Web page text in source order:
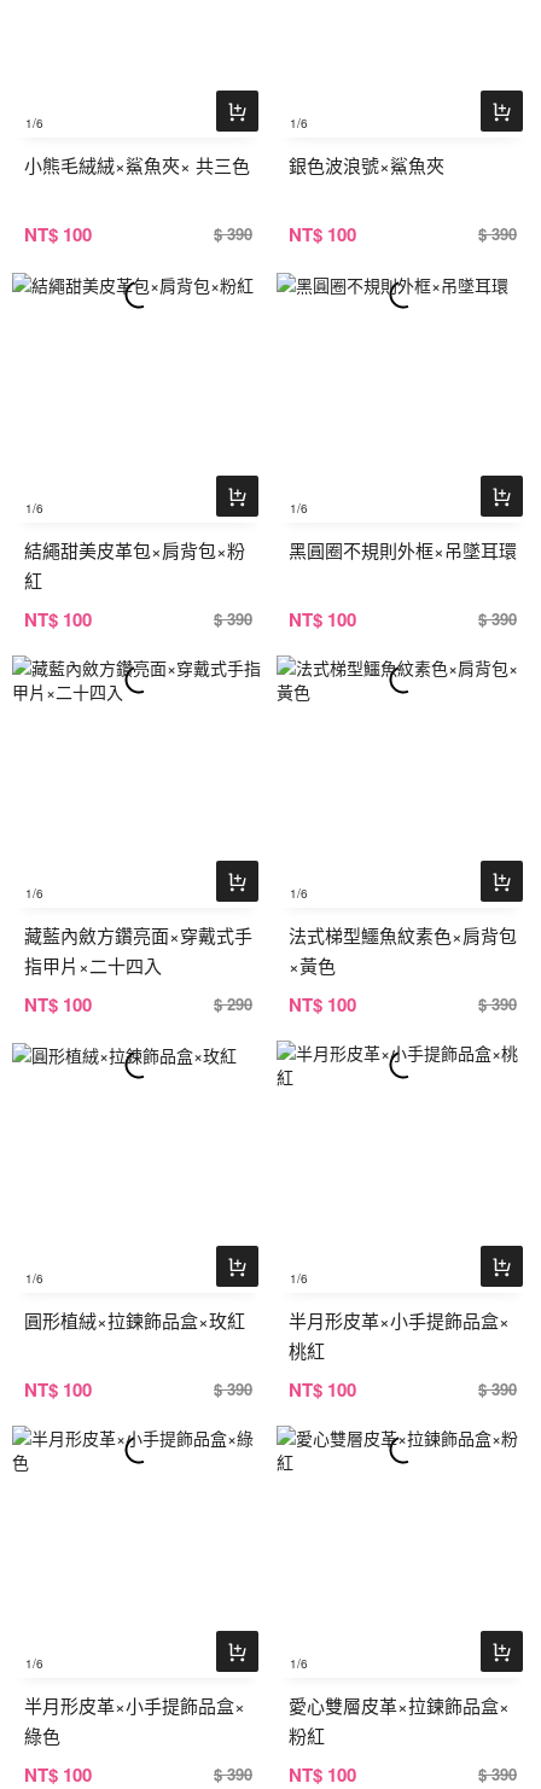
1/6
小熊毛絨絨×鯊魚夾× 共三色
NT$ 100 $ 390
1/6
銀色波浪號×鯊魚夾
NT$ 100 $ 390
1/6
結繩甜美皮革包×肩背包×粉
紅
NT$ 100 $ 390
1/6
黑圓圈不規則外框×吊墜耳環
NT$ 100 $ 390
1/6
藏藍內斂方鑽亮面×穿戴式手
指甲片×二十四入
NT$ 100 $ 290
1/6
法式梯型鱷魚紋素色×肩背包
×黃色
NT$ 100 $ 390
1/6
圓形植絨×拉鍊飾品盒×玫紅
NT$ 100 $ 390
1/6
半月形皮革×小手提飾品盒×
桃紅
NT$ 100 $ 390
1/6
半月形皮革×小手提飾品盒×
綠色
NT$ 100 $ 390
1/6
愛心雙層皮革×拉鍊飾品盒×
粉紅
NT$ 100 $ 390